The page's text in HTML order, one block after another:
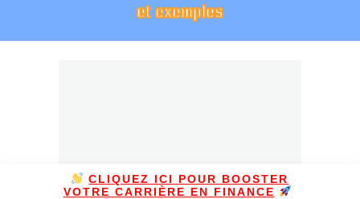
et exemples
CLIQUEZ ICI POUR BOOSTER
VOTRE CARRIÈRE EN FINANCE